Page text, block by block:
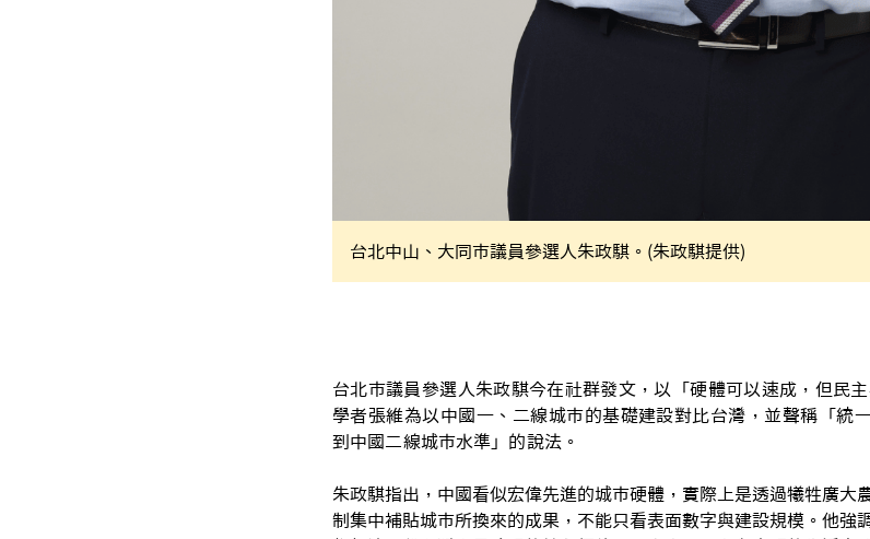
台北中山、大同市議員參選人朱政騏。(朱政騏提供)
台北市議員參選人朱政騏今在社群發文，以「硬體可以速成，但民
學者張維為以中國一、二線城市的基礎建設對比台灣，並聲稱「統
到中國二線城市水準」的說法。
朱政騏指出，中國看似宏偉先進的城市硬體，實際上是透過犧牲廣大
制集中補貼城市所換來的成果，不能只看表面數字與建設規模。他強